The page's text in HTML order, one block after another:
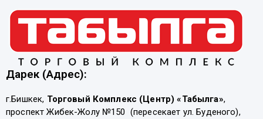
Дарек (Адрес):
г.Бишкек, Торговый Комплекс (Центр) «Табылга»,
проспект Жибек-Жолу №150 (пересекает ул. Буденого),